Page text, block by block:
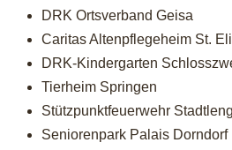
DRK Ortsverband Geisa
Caritas Altenpflegeheim St.
DRK-Kindergarten
Tierheim Springen
Stützpunktfeuerwehr
Seniorenpark Palais Dorndorf